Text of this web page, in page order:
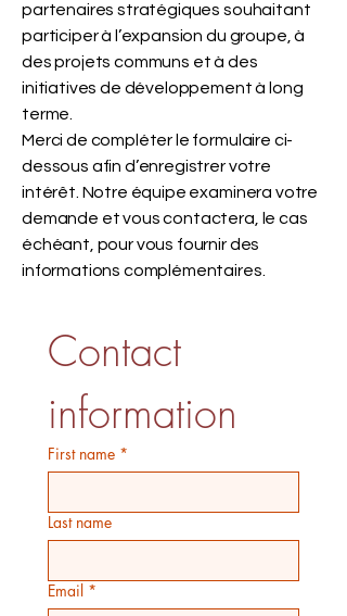
partenaires stratégiques souhaitant
participer à l’expansion du groupe, à
des projets communs et à des
initiatives de développement à long
terme.
Merci de compléter le formulaire ci-
dessous afin d’enregistrer votre
intérêt. Notre équipe examinera votre
demande et vous contactera, le cas
échéant, pour vous fournir des
informations complémentaires.
Contact
information
First name *
Last name
Email *